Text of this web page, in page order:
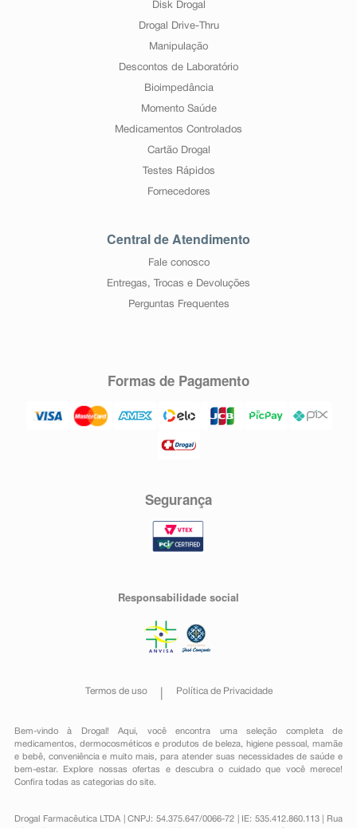
Disk Drogal
Drogal Drive-Thru
Manipulação
Descontos de Laboratório
Bioimpedância
Momento Saúde
Medicamentos Controlados
Cartão Drogal
Testes Rápidos
Fornecedores
Central de Atendimento
Fale conosco
Entregas, Trocas e Devoluções
Perguntas Frequentes
Formas de Pagamento
Segurança
Responsabilidade social
Termos de uso Política de Privacidade
Bem-vindo à Drogal! Aqui, você encontra uma seleção completa de
medicamentos , dermocosméticos e produtos de beleza, higiene pessoal ,mamãe
e bebê, conveniênciae muito mais, para atender suas necessidades de saúde e
bem-estar. Explore nossas ofertas e descubra o cuidado que você merece!
Confira todas as categorias do site.
Drogal Farmacêutica LTDA | CNPJ: 54.375.647/0066-72 | IE: 535.412.860.113 | Rua